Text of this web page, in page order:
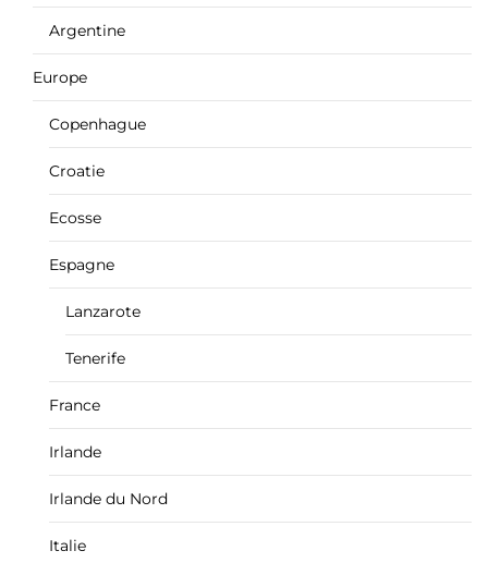
Argentine
Europe
Copenhague
Croatie
Ecosse
Espagne
Lanzarote
Tenerife
France
Irlande
Irlande du Nord
Italie